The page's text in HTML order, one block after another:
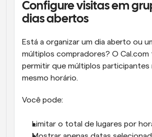
Configure visitas em
dias abertos
Está a organizar um dia aberto ou
múltiplos compradores? O Cal.com
permitir que múltiplos participantes
mesmo horário.
Você pode:
Limitar o total de lugares por